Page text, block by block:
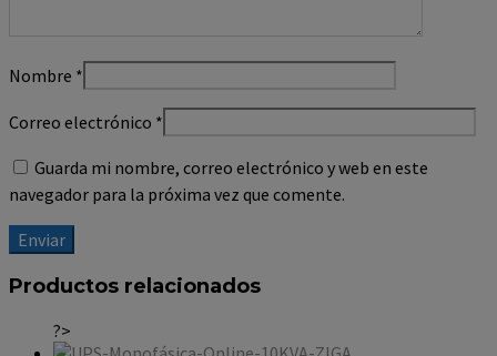
Nombre *
Correo electrónico *
Guarda mi nombre, correo electrónico y web en este
navegador para la próxima vez que comente.
Productos relacionados
?>